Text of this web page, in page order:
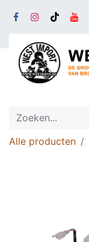
Alle producten